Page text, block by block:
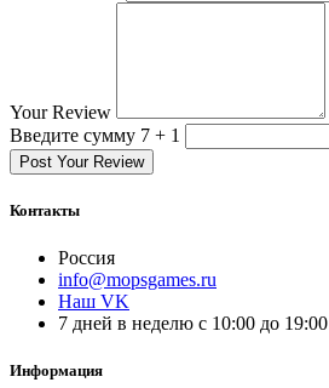
Your Review
Введите сумму 7 + 1
Post Your Review
Контакты
Россия
info@mopsgames.ru
Наш VK
7 дней в неделю с 10:00 до 19:00
Информация